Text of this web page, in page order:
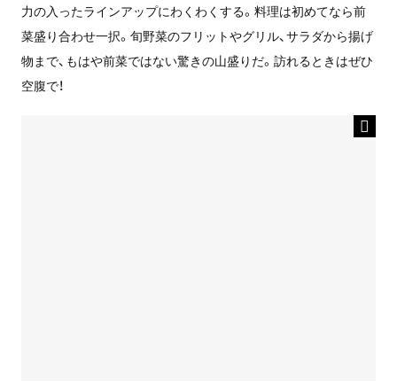
力の入ったラインアップにわくわくする。料理は初めてなら前
菜盛り合わせ一択。旬野菜のフリットやグリル、サラダから揚げ
物まで、もはや前菜ではない驚きの山盛りだ。訪れるときはぜひ
空腹で！